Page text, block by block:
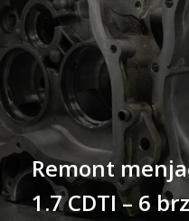
Remont
1.7 CDTI – 6